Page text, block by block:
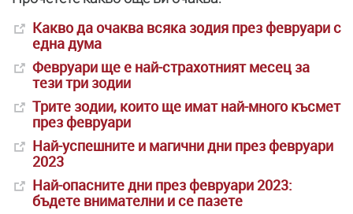
Какво да очаква всяка зодия през февруари с
една дума
Февруари ще е най-страхотният месец за
тези три зодии
Трите зодии, които ще имат най-много късмет
през февруари
Най-успешните и магични дни през февруари
2023
Най-опасните дни през февруари 2023:
бъдете внимателни и се пазете